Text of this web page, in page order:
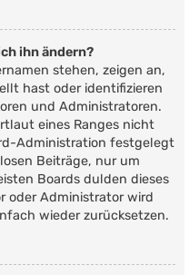
ihn ändern?
stehen, zeigen an,
hast oder identifizieren
und Administratoren.
eines Ranges nicht
Administration festgelegt
Beiträge, nur um
Boards dulden dieses
oder Administrator wird
wieder zurücksetzen.